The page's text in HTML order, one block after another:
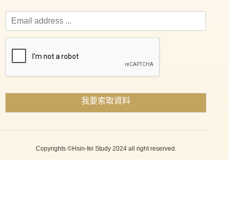
我要索取資料
Copyrights ©Hsin-fei Study 2024 all right reserved.